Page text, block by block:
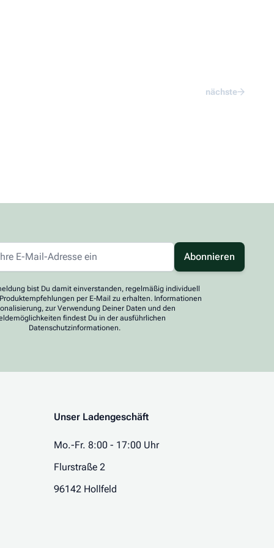
nächste
Abonnieren
bist Du damit einverstanden, regelmäßig individuell
per E-Mail zu erhalten. Informationen
zur Verwendung Deiner Daten und den
findest Du in der ausführlichen
Datenschutzinformationen.
Unser Ladengeschäft
Mo.-Fr. 8:00 - 17:00 Uhr
Flurstraße 2
96142 Hollfeld